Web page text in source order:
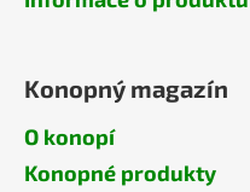
Konopný magazín
O konopí
Konopné produkty